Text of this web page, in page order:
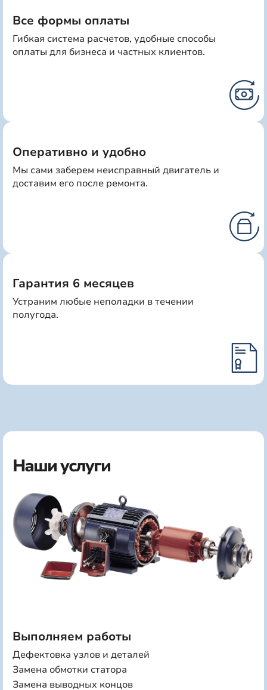
Все формы оплаты
Гибкая система расчетов, удобные способы
оплаты для бизнеса и частных клиентов.
Оперативно и удобно
Мы сами заберем неисправный двигатель и
доставим его после ремонта.
Гарантия 6 месяцев
Устраним любые неполадки в течении
полугода.
Наши услуги
Выполняем работы
Дефектовка узлов и деталей
Замена обмотки статора
Замена выводных концов